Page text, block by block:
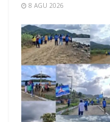
8 AGU 2026